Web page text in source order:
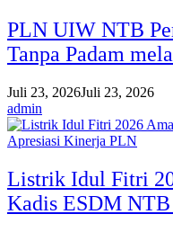
PLN UIW NTB
Tanpa Padam
Juli 23, 2026Juli 23, 2026
admin
Listrik Idul Fitri
Kadis ESDM